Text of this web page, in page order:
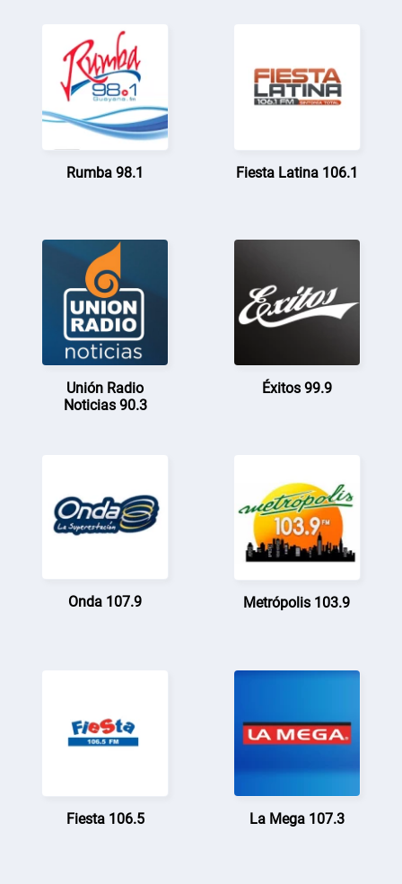
Rumba 98.1 Fiesta Latina 106.1
Unión Radio
Noticias 90.3
Éxitos 99.9
Onda 107.9 Metrópolis 103.9
Fiesta 106.5 La Mega 107.3